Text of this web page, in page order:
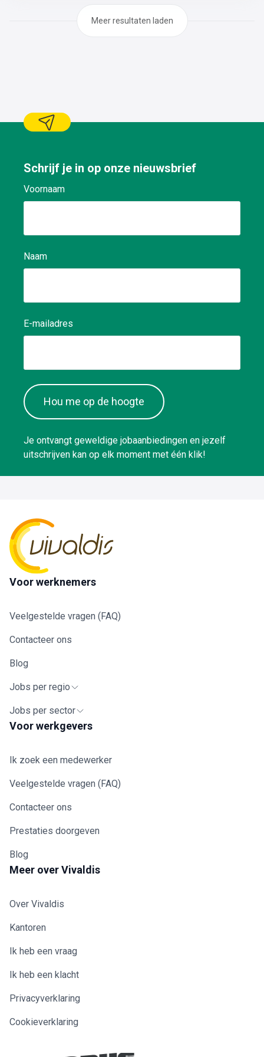
Meer resultaten laden
Schrijf je in op onze nieuwsbrief
Voornaam
Naam
E-mailadres
Hou me op de hoogte
Je ontvangt geweldige jobaanbiedingen en jezelf
uitschrijven kan op elk moment met één klik!
Voor werknemers
Veelgestelde vragen (FAQ)
Contacteer ons
Blog
Jobs per regio
Jobs per sector
Voor werkgevers
Ik zoek een medewerker
Veelgestelde vragen (FAQ)
Contacteer ons
Prestaties doorgeven
Blog
Meer over Vivaldis
Over Vivaldis
Kantoren
Ik heb een vraag
Ik heb een klacht
Privacyverklaring
Cookieverklaring